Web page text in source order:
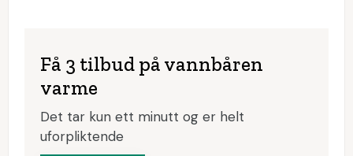
Få 3 tilbud på vannbåren
varme
Det tar kun ett minutt og er helt
uforpliktende